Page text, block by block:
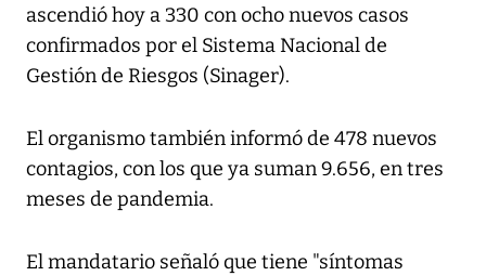
ascendió hoy a 330 con ocho nuevos casos
confirmados por el Sistema Nacional de
Gestión de Riesgos (Sinager).
El organismo también informó de 478 nuevos
contagios, con los que ya suman 9.656, en tres
meses de pandemia.
El mandatario señaló que tiene "síntomas